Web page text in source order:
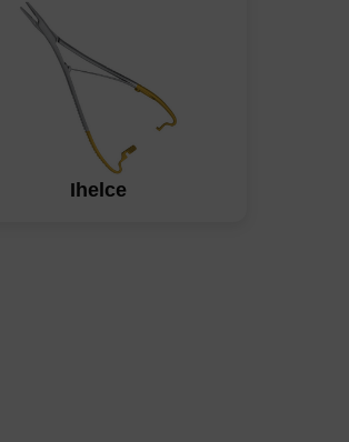
Ihelce